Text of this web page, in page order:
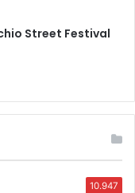
Street Festival
10.947